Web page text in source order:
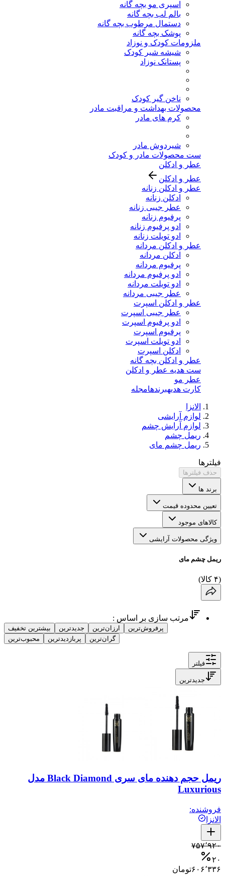
اسپری مو بچه گانه
بالم لب بچه گانه
دستمال مرطوب بچه گانه
پوشک بچه گانه
ملزومات کودک و نوزاد
شیشه شیر کودک
پستانک نوزاد
ناخن گیر کودک
محصولات بهداشت و مراقبت مادر
کرم های مادر
شیردوش مادر
ست محصولات مادر و کودک
عطر و ادکلن
عطر و ادکلن
عطر و ادکلن زنانه
ادکلن زنانه
عطر جیبی زنانه
پرفیوم زنانه
ادو پرفیوم زنانه
ادو تویلت زنانه
عطر و ادکلن مردانه
ادکلن مردانه
پرفیوم مردانه
ادو پرفیوم مردانه
ادو تویلت مردانه
عطر جیبی مردانه
عطر و ادکلن اسپرت
عطر جیبی اسپرت
ادو پرفیوم اسپرت
پرفیوم اسپرت
ادو تویلت اسپرت
ادکلن اسپرت
عطر و ادکلن بچه گانه
ست هدیه عطر و ادکلن
عطر مو
کارت هدیهبرندهامجله
الانزا
لوازم آرایشی
لوازم آرایش چشم
ریمل چشم
ریمل چشم مای
فیلترها
حذف فیلترها
برند ها
تعیین محدوده قیمت
کالاهای موجود
ویژگی محصولات آرایشی
ریمل چشم مای
(۴ کالا)
مرتب سازی بر اساس :
بیشترین تخفیف جدیدترین ارزان‌ترین
پرفروش‌ترین
محبوب‌ترین
پربازدیدترین گران‌ترین
فیلتر
جدیدترین
ریمل حجم دهنده مای سری Black Diamond مدل
Luxurious
فروشنده:
الانزا
۷۵۷٬۹۲۰
۲۰
۶۰۶٬۳۳۶تومان